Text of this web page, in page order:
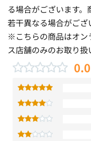
る場合がございます。
若干異なる場合がござ
※こちらの商品はオン
ス店舗のみのお取り扱
0.0